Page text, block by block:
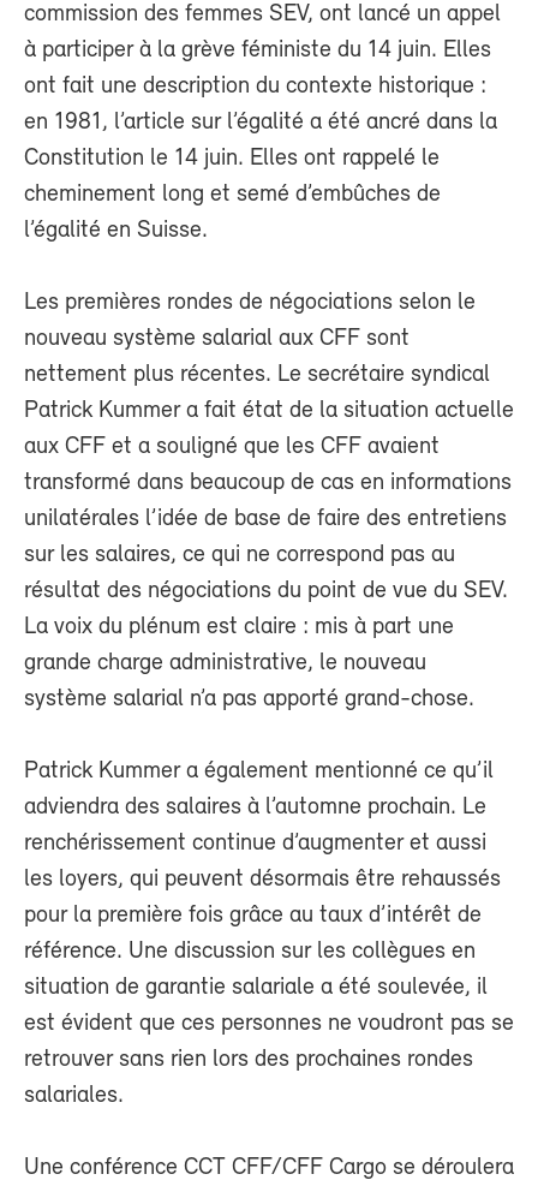
commission des femmes SEV, ont lancé un appel
à participer à la grève féministe du 14 juin. Elles
ont fait une description du contexte historique :
en 1981, l’article sur l’égalité a été ancré dans la
Constitution le 14 juin. Elles ont rappelé le
cheminement long et semé d’embûches de
l’égalité en Suisse.
Les premières rondes de négociations selon le
nouveau système salarial aux CFF sont
nettement plus récentes. Le secrétaire syndical
Patrick Kummer a fait état de la situation actuelle
aux CFF et a souligné que les CFF avaient
transformé dans beaucoup de cas en informations
unilatérales l’idée de base de faire des entretiens
sur les salaires, ce qui ne correspond pas au
résultat des négociations du point de vue du SEV.
La voix du plénum est claire : mis à part une
grande charge administrative, le nouveau
système salarial n’a pas apporté grand-chose.
Patrick Kummer a également mentionné ce qu’il
adviendra des salaires à l’automne prochain. Le
renchérissement continue d’augmenter et aussi
les loyers, qui peuvent désormais être rehaussés
pour la première fois grâce au taux d’intérêt de
référence. Une discussion sur les collègues en
situation de garantie salariale a été soulevée, il
est évident que ces personnes ne voudront pas se
retrouver sans rien lors des prochaines rondes
salariales.
Une conférence CCT CFF/CFF Cargo se déroulera